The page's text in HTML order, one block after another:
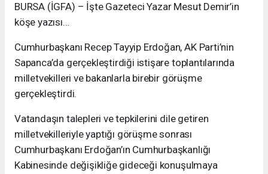
BURSA (İGFA) – İşte Gazeteci Yazar Mesut Demir’in
köşe yazısı…
Cumhurbaşkanı Recep Tayyip Erdoğan, AK Parti’nin
Sapanca’da gerçekleştirdiği istişare toplantılarında
milletvekilleri ve bakanlarla birebir görüşme
gerçekleştirdi.
Vatandaşın talepleri ve tepkilerini dile getiren
milletvekilleriyle yaptığı görüşme sonrası
Cumhurbaşkanı Erdoğan’ın Cumhurbaşkanlığı
Kabinesinde değişikliğe gideceği konuşulmaya